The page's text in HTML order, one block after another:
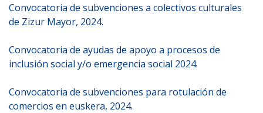
Convocatoria de subvenciones a colectivos culturales
de Zizur Mayor, 2024.
Convocatoria de ayudas de apoyo a procesos de
inclusión social y/o emergencia social 2024.
Convocatoria de subvenciones para rotulación de
comercios en euskera, 2024.